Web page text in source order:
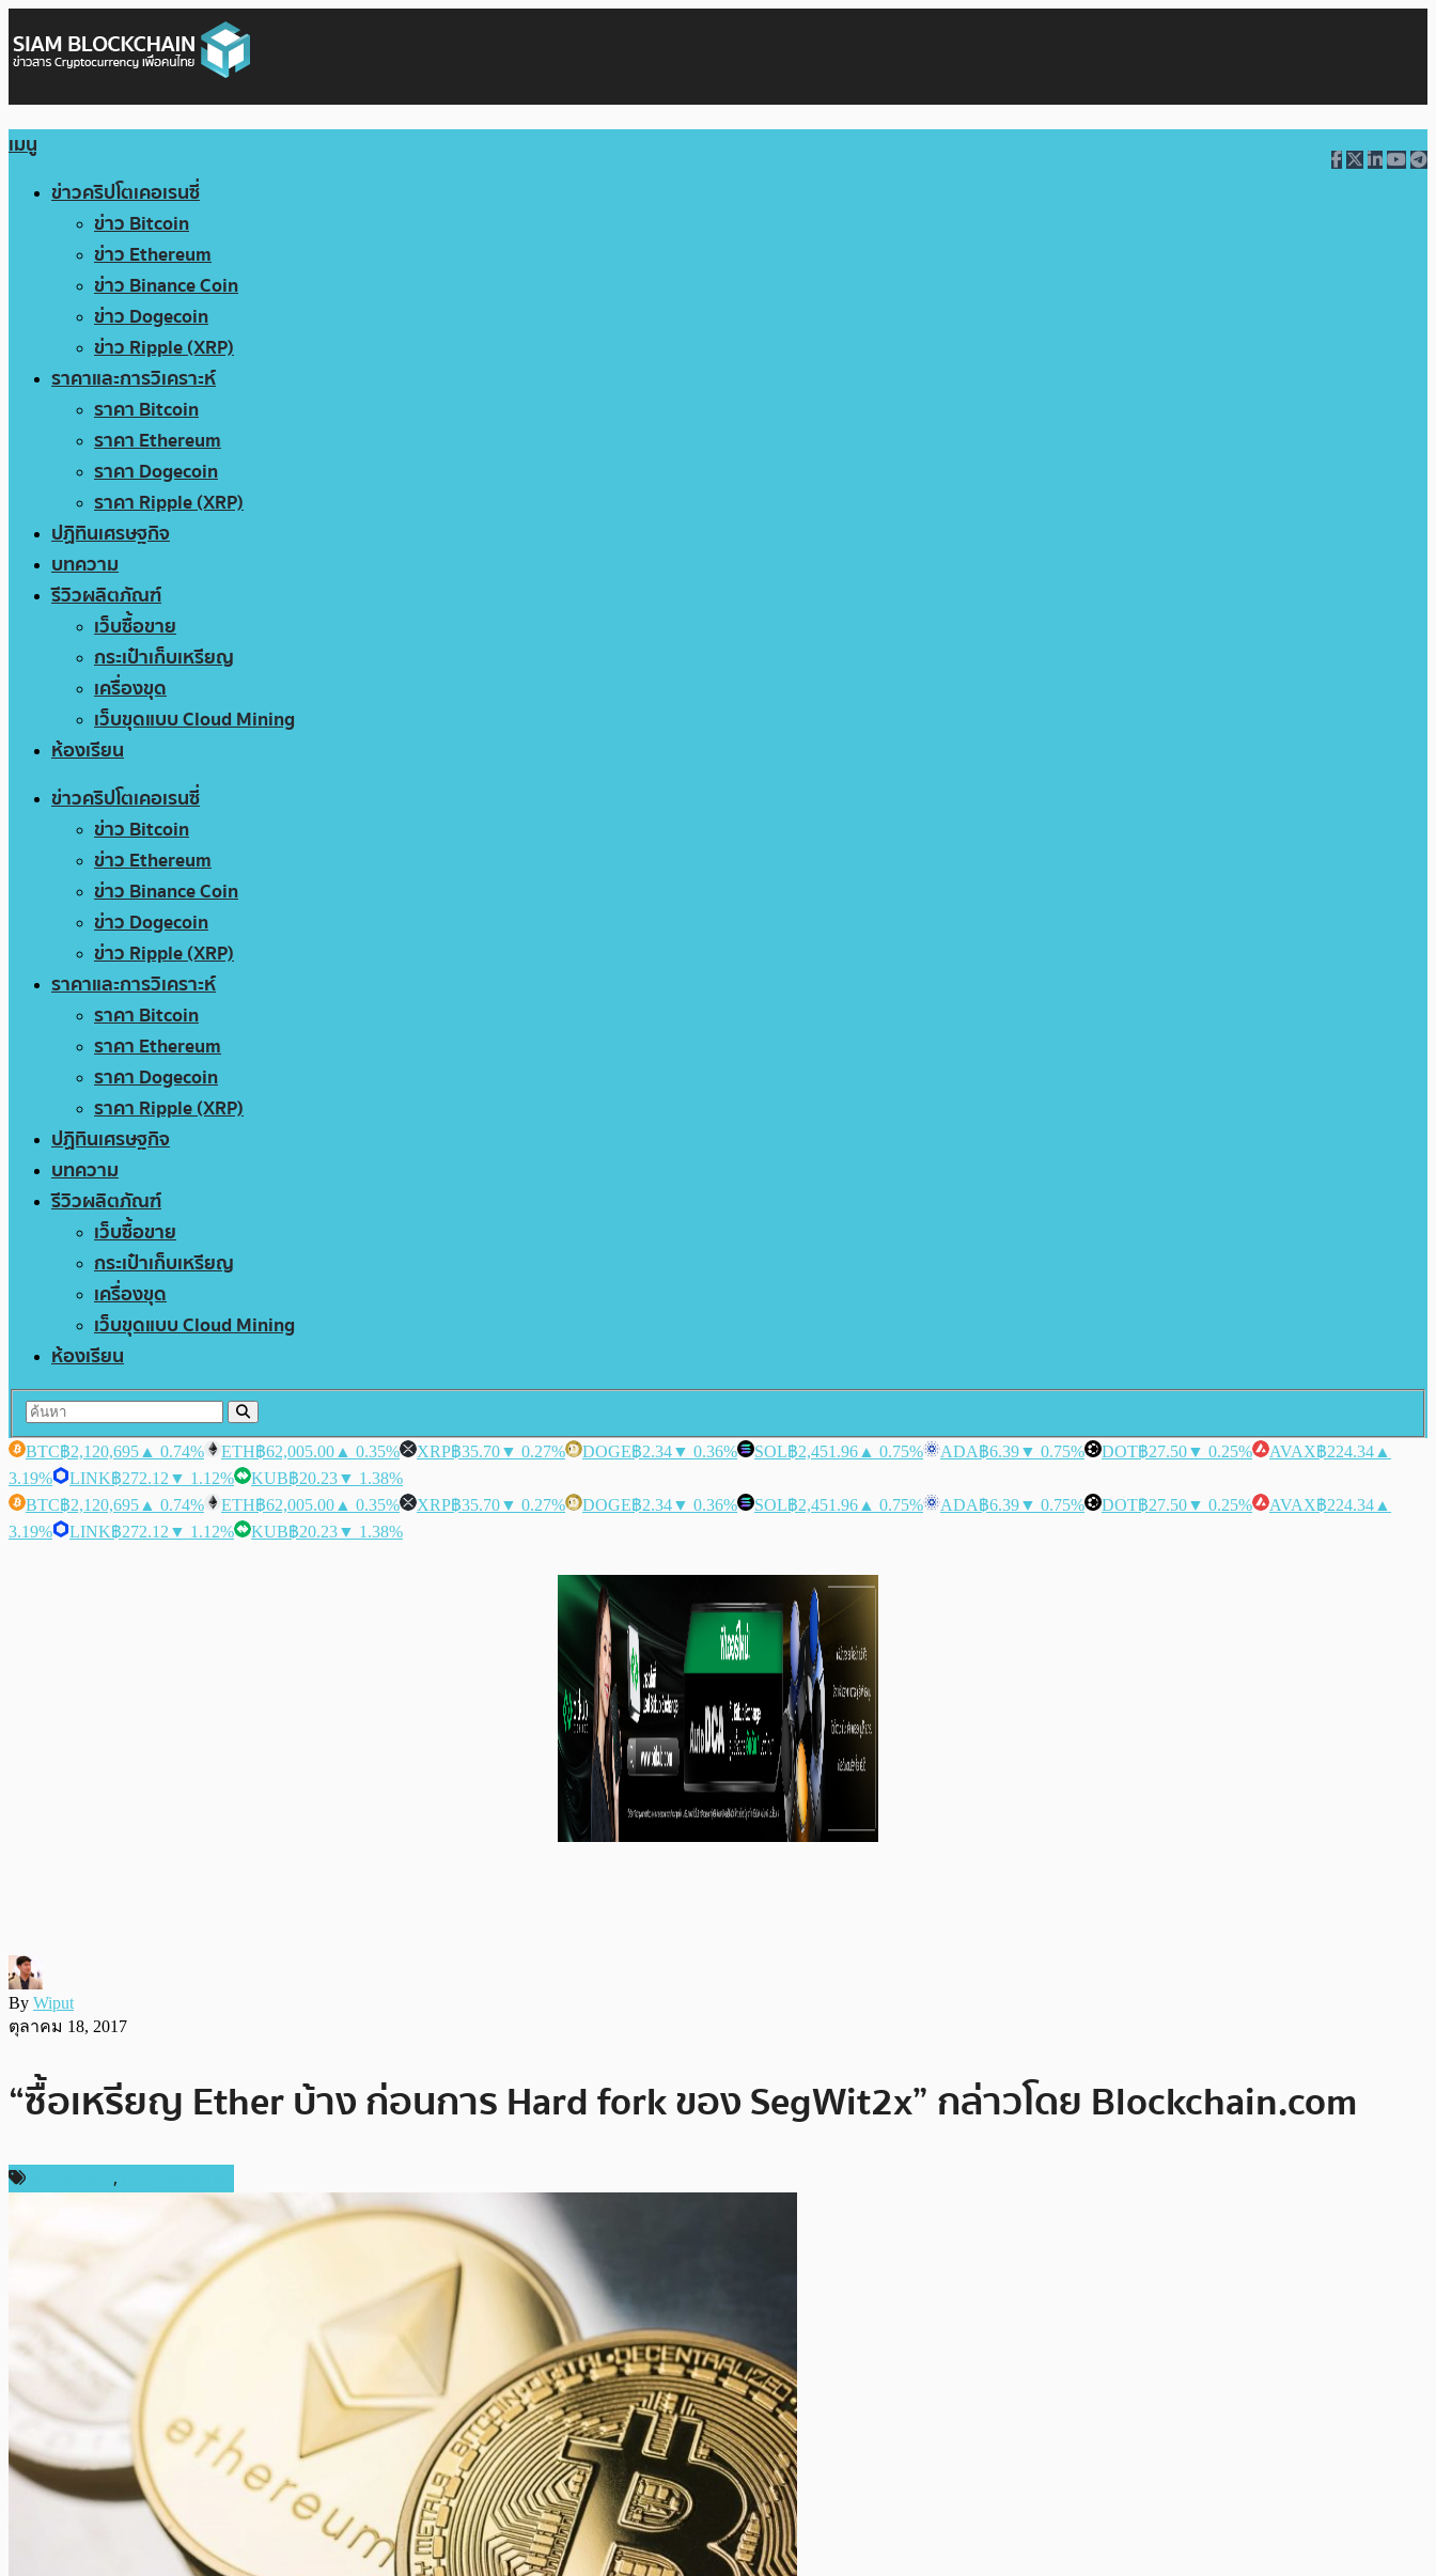
เมนู
ข่าวคริปโตเคอเรนซี่
ข่าว Bitcoin
ข่าว Ethereum
ข่าว Binance Coin
ข่าว Dogecoin
ข่าว Ripple (XRP)
ราคาและการวิเคราะห์
ราคา Bitcoin
ราคา Ethereum
ราคา Dogecoin
ราคา Ripple (XRP)
ปฏิทินเศรษฐกิจ
บทความ
รีวิวผลิตภัณฑ์
เว็บซื้อขาย
กระเป๋าเก็บเหรียญ
เครื่องขุด
เว็บขุดแบบ Cloud Mining
ห้องเรียน
ข่าวคริปโตเคอเรนซี่
ข่าว Bitcoin
ข่าว Ethereum
ข่าว Binance Coin
ข่าว Dogecoin
ข่าว Ripple (XRP)
ราคาและการวิเคราะห์
ราคา Bitcoin
ราคา Ethereum
ราคา Dogecoin
ราคา Ripple (XRP)
ปฏิทินเศรษฐกิจ
บทความ
รีวิวผลิตภัณฑ์
เว็บซื้อขาย
กระเป๋าเก็บเหรียญ
เครื่องขุด
เว็บขุดแบบ Cloud Mining
ห้องเรียน
BTC฿2,120,695 ▲ 0.74% ETH฿62,005.00 ▲ 0.35% XRP฿35.70▼ 0.27% DOGE฿2.34▼ 0.36% SOL฿2,451.96 ▲ 0.75% ADA฿6.39▼ 0.75% DOT฿27.50▼ 0.25% AVAX฿224.34 ▲
3.19%
LINK฿272.12 ▼ 1.12% KUB฿20.23▼ 1.38%
BTC฿2,120,695 ▲ 0.74% ETH฿62,005.00 ▲ 0.35% XRP฿35.70▼ 0.27% DOGE฿2.34▼ 0.36% SOL฿2,451.96 ▲ 0.75% ADA฿6.39▼ 0.75% DOT฿27.50▼ 0.25% AVAX฿224.34 ▲
3.19%
LINK฿272.12 ▼ 1.12% KUB฿20.23▼ 1.38%
By Wiput
ตุลาคม 18, 2017
“ซื้อเหรียญ Ether บ้าง ก่อนการ Hard fork ของ SegWit2x” กล่าวโดย Blockchain.com
,